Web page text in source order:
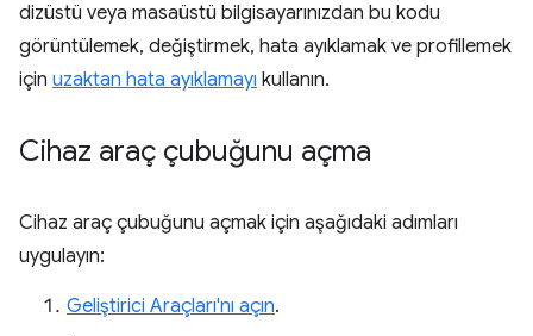
dizüstü veya masaüstü bilgisayarınızdan bu kodu
görüntülemek, değiştirmek, hata ayıklamak ve profillemek
için uzaktan hata ayıklamayı kullanın.
Cihaz araç çubuğunu açma
Cihaz araç çubuğunu açmak için aşağıdaki adımları
uygulayın:
Geliştirici Araçları'nı açın.